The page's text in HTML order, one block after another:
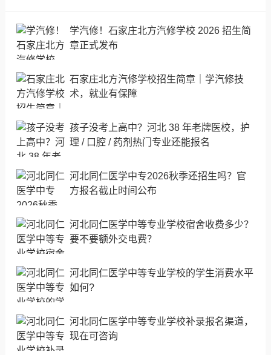
学汽修！石家庄北方汽修学校 2026 招生简
章正式发布
石家庄北方汽修学校招生简章｜学汽修技
术，就业有保障
孩子没考上高中？河北 38 年老牌医校，护
理 / 口腔 / 药剂热门专业还能报名
河北同仁医学中专2026秋季还招生吗？官
方报名截止时间公布
河北同仁医学中等专业学校宿舍收费多少？
要不要额外交电费？
河北同仁医学中等专业学校的学生消费水平
如何?
河北同仁医学中等专业学校补录报名渠道，
现在可咨询